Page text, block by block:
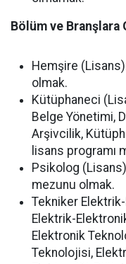
Bölüm ve Branşlara
Hemşire
olmak.
Kütüphaneci
Belge Yönetimi,
Arşivcilik,
lisans programı
Psikolog
mezunu olmak.
Tekniker
Elektrik-
Elektronik
Teknolojisi,